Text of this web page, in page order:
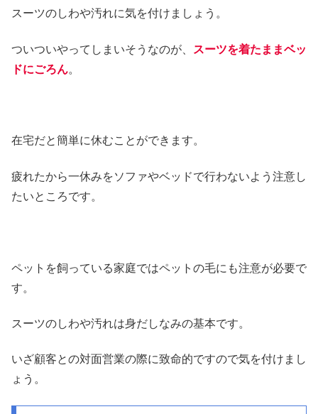
スーツのしわや汚れに気を付けましょう。
ついついやってしまいそうなのが、
スーツを着たままベッ
ドにごろん。
在宅だと簡単に休むことができます。
疲れたから一休みをソファやベッドで行わないよう注意し
たいところです。
ペットを飼っている家庭ではペットの毛にも注意が必要で
す。
スーツのしわや汚れは身だしなみの基本です。
いざ顧客との対面営業の際に致命的ですので気を付けまし
ょう。